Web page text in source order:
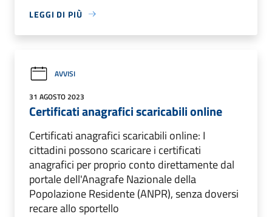
LEGGI DI PIÙ
AVVISI
31 AGOSTO 2023
Certificati anagrafici scaricabili online
Certificati anagrafici scaricabili online: I
cittadini possono scaricare i certificati
anagrafici per proprio conto direttamente dal
portale dell'Anagrafe Nazionale della
Popolazione Residente (ANPR), senza doversi
recare allo sportello